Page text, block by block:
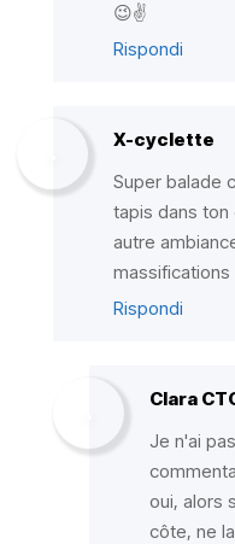
😉✌️
Rispondi
X-cyclette
Super balade
tapis dans
autre
Rispondi
Clara
Je n'ai
oui, alors
côte, ne